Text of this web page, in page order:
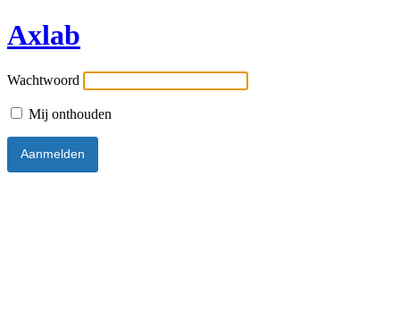
Axlab
Wachtwoord
Mij onthouden